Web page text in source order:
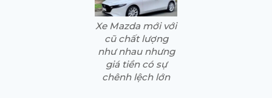
Xe Mazda mới với
cũ chất lượng
như nhau nhưng
giá tiền có sự
chênh lệch lớn